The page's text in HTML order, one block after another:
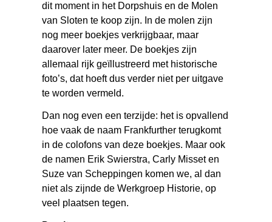
dit moment in het Dorpshuis en de Molen
van Sloten te koop zijn. In de molen zijn
nog meer boekjes verkrijgbaar, maar
daarover later meer. De boekjes zijn
allemaal rijk geïllustreerd met historische
foto’s, dat hoeft dus verder niet per uitgave
te worden vermeld.
Dan nog even een terzijde: het is opvallend
hoe vaak de naam Frankfurther terugkomt
in de colofons van deze boekjes. Maar ook
de namen Erik Swierstra, Carly Misset en
Suze van Scheppingen komen we, al dan
niet als zijnde de Werkgroep Historie, op
veel plaatsen tegen.